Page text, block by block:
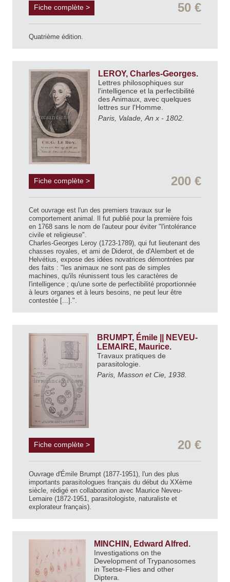
Fiche complète > 50 €
Quatrième édition.
LEROY, Charles-Georges.
Lettres philosophiques sur
l'intelligence et la perfectibilité
des Animaux, avec quelques
lettres sur l'Homme.
Paris, Valade, An x - 1802.
Fiche complète > 200 €
Cet ouvrage est l'un des premiers travaux sur le
comportement animal. Il fut publié pour la première fois
en 1768 sans le nom de l'auteur pour éviter "l'intolérance
civile et religieuse".
Charles-Georges Leroy (1723-1789), qui fut lieutenant des
chasses royales, et ami de Diderot, de d'Alembert et de
Helvétius, expose des idées novatrices démontrées par
des faits : "les animaux ne sont pas de simples
machines, qu'ils réunissent tous les caractères de
l'intelligence ; qu'une sorte de perfectibilité proportionnée
à leurs organes et à leurs besoins, ne peut leur être
contestée [...].".
BRUMPT, Émile || NEVEU-
LEMAIRE, Maurice.
Travaux pratiques de
parasitologie.
Paris, Masson et Cie, 1938.
Fiche complète > 20 €
Ouvrage d'Émile Brumpt (1877-1951), l'un des plus
importants parasitologues français du début du XXème
siècle, rédigé en collaboration avec Maurice Neveu-
Lemaire (1872-1951, parasitologiste, naturaliste et
explorateur français).
MINCHIN, Edward Alfred.
Investigations on the
Development of Trypanosomes
in Tsetse-Flies and other
Diptera.